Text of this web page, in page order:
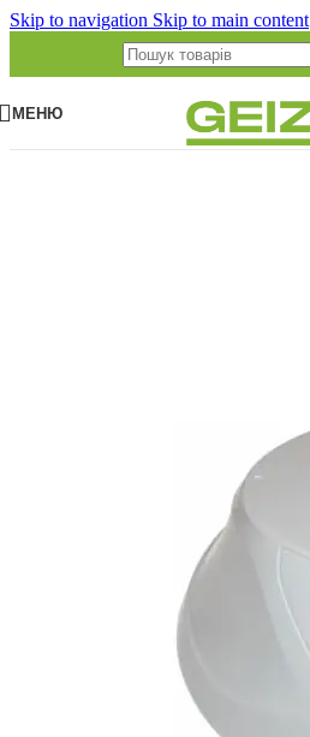
Skip to navigation Skip to main content
МЕНЮ